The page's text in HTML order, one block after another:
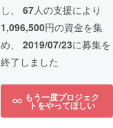
し、 67人の支援により
1,096,500円の資金を集
め、 2019/07/23に募集を
終了しました
もう一度プロジェク
トをやってほしい